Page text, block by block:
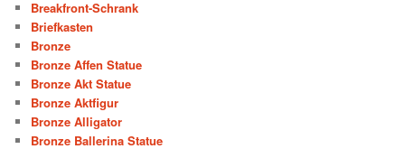
Breakfront-Schrank
Briefkasten
Bronze
Bronze Affen Statue
Bronze Akt Statue
Bronze Aktfigur
Bronze Alligator
Bronze Ballerina Statue